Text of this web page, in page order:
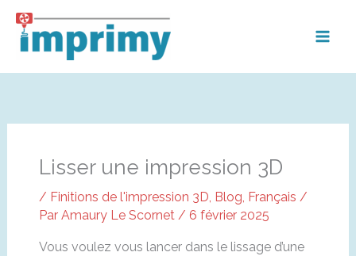
Aller
contenu
Lisser une impression 3D
/ Finitions de l'impression 3D, Blog, Français /
Par Amaury Le Scornet / 6 février 2025
Vous voulez vous lancer dans le lissage d’une